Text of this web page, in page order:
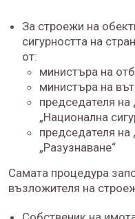
За строежи на
сигурността на
от:
министъра на
министъра на
председателя
„Национална
председателя
„Разузнаване“
Самата процедура
възложителя на